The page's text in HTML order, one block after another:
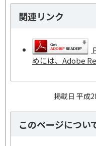
関連リンク
めには、Adobe
掲載日 平成
このページについ